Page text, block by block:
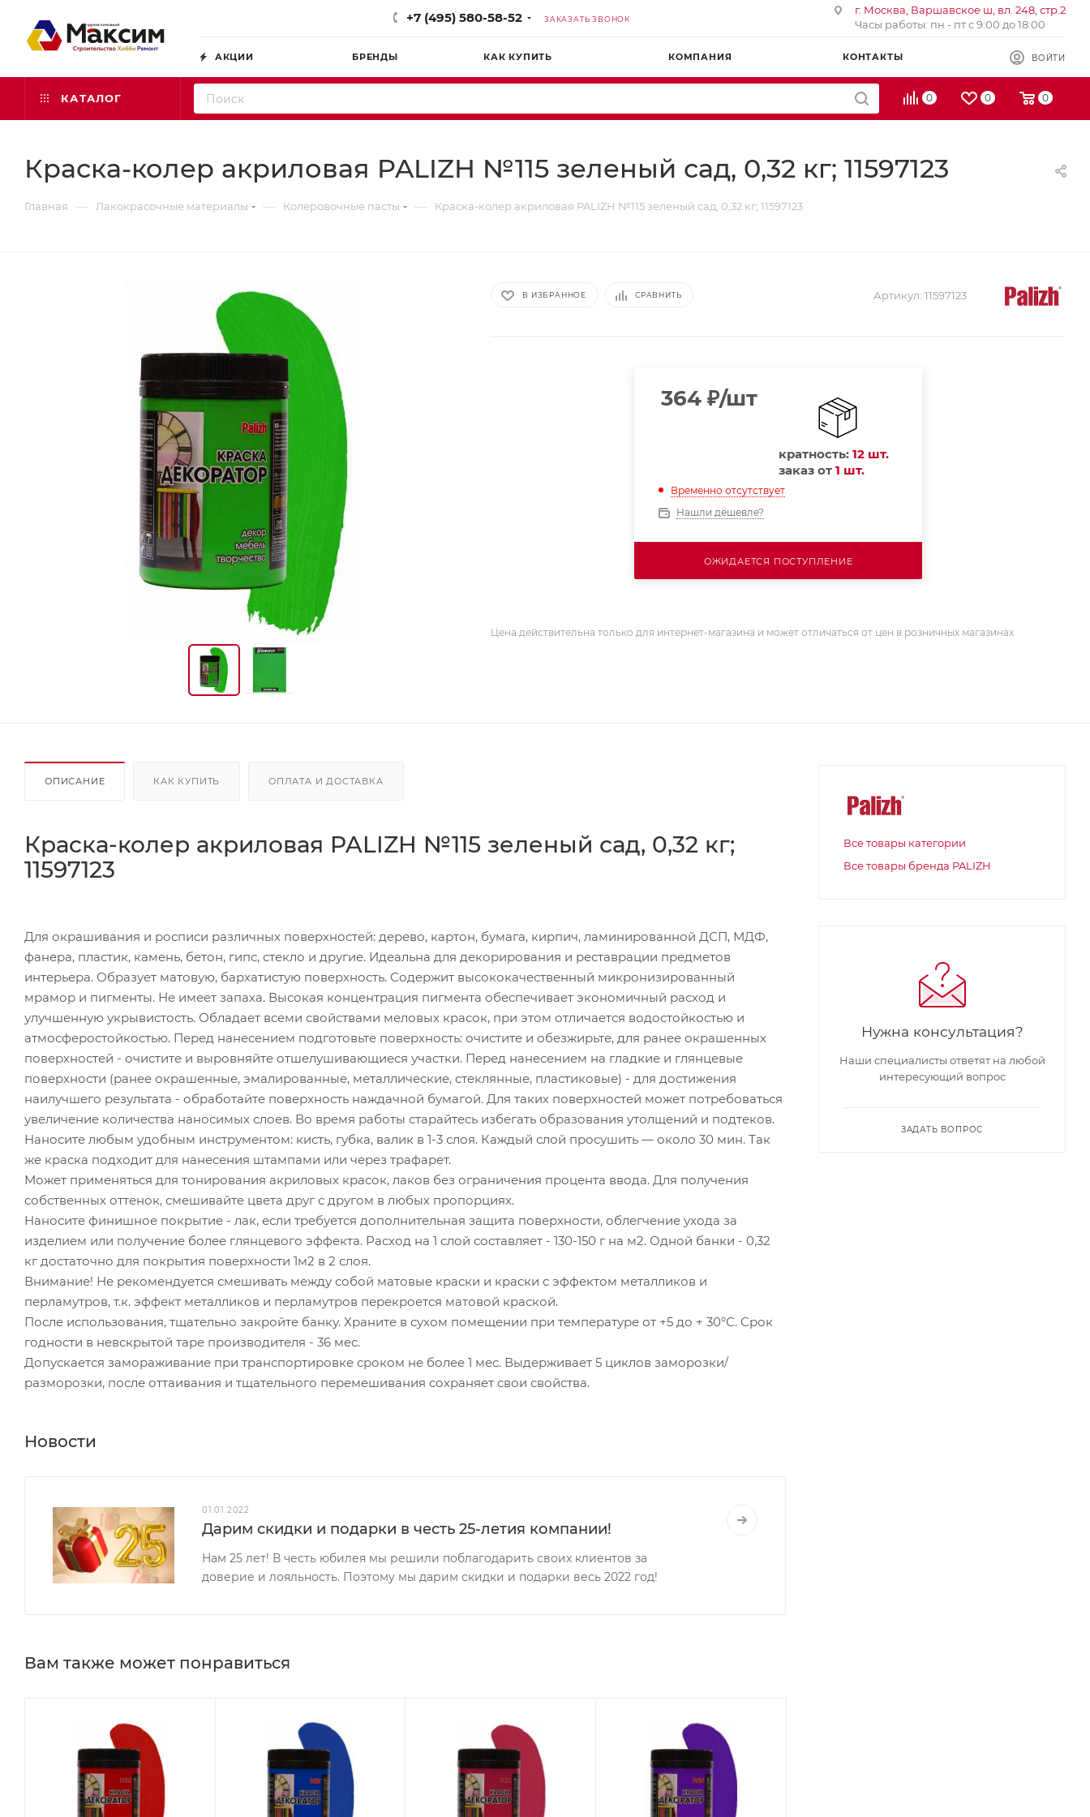
+7 (495) 580-58-52 ЗАКАЗАТЬ ЗВОНОК
г. Москва, Варшавское ш, вл. 248, стр.2
Часы работы: пн - пт с 9:00 до 18:00
АКЦИИ БРЕНДЫ КАК КУПИТЬ КОМПАНИЯ КОНТАКТЫ ВОЙТИ
КАТАЛОГ 0 0 0
Краска-колер акриловая PALIZH №115 зеленый сад, 0,32 кг; 11597123
Главная — Лакокрасочные материалы — Колеровочные пасты — Краска-колер акриловая PALIZH №115 зеленый сад, 0,32 кг; 11597123
В ИЗБРАННОЕ СРАВНИТЬ Артикул: 11597123
364 ₽/шт
кратность: 12 шт.
заказ от 1 шт.
Временно отсутствует
Нашли дешевле?
ОЖИДАЕТСЯ ПОСТУПЛЕНИЕ
Цена действительна только для интернет-магазина и может отличаться от цен в розничных магазинах
ОПИСАНИЕ КАК КУПИТЬ ОПЛАТА И ДОСТАВКА
Краска-колер акриловая PALIZH №115 зеленый сад, 0,32 кг;
11597123
Для окрашивания и росписи различных поверхностей: дерево, картон, бумага, кирпич, ламинированной ДСП, МДФ,
фанера, пластик, камень, бетон, гипс, стекло и другие. Идеальна для декорирования и реставрации предметов
интерьера. Образует матовую, бархатистую поверхность. Содержит высококачественный микронизированный
мрамор и пигменты. Не имеет запаха. Высокая концентрация пигмента обеспечивает экономичный расход и
улучшенную укрывистость. Обладает всеми свойствами меловых красок, при этом отличается водостойкостью и
атмосферостойкостью. Перед нанесением подготовьте поверхность: очистите и обезжирьте, для ранее окрашенных
поверхностей - очистите и выровняйте отшелушивающиеся участки. Перед нанесением на гладкие и глянцевые
поверхности (ранее окрашенные, эмалированные, металлические, стеклянные, пластиковые) - для достижения
наилучшего результата - обработайте поверхность наждачной бумагой. Для таких поверхностей может потребоваться
увеличение количества наносимых слоев. Во время работы старайтесь избегать образования утолщений и подтеков.
Наносите любым удобным инструментом: кисть, губка, валик в 1-3 слоя. Каждый слой просушить — около 30 мин. Так
же краска подходит для нанесения штампами или через трафарет.
Может применяться для тонирования акриловых красок, лаков без ограничения процента ввода. Для получения
собственных оттенок, смешивайте цвета друг с другом в любых пропорциях.
Наносите финишное покрытие - лак, если требуется дополнительная защита поверхности, облегчение ухода за
изделием или получение более глянцевого эффекта. Расход на 1 слой составляет - 130-150 г на м2. Одной банки - 0,32
кг достаточно для покрытия поверхности 1м2 в 2 слоя.
Внимание! Не рекомендуется смешивать между собой матовые краски и краски с эффектом металликов и
перламутров, т.к. эффект металликов и перламутров перекроется матовой краской.
После использования, тщательно закройте банку. Храните в сухом помещении при температуре от +5 до + 30°С. Срок
годности в невскрытой таре производителя - 36 мес.
Допускается замораживание при транспортировке сроком не более 1 мес. Выдерживает 5 циклов заморозки/
разморозки, после оттаивания и тщательного перемешивания сохраняет свои свойства.
Новости
01.01.2022
Дарим скидки и подарки в честь 25-летия компании!
Нам 25 лет! В честь юбилея мы решили поблагодарить своих клиентов за
доверие и лояльность. Поэтому мы дарим скидки и подарки весь 2022 год!
Вам также может понравиться
Все товары категории
Все товары бренда PALIZH
Нужна консультация?
Наши специалисты ответят на любой
интересующий вопрос
ЗАДАТЬ ВОПРОС